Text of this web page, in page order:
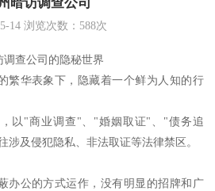
暗访调查公司
14浏览次数： 588次
查公司的隐秘世界
繁华表象下，隐藏着一个鲜为人知的行
以"商业调查"、"婚姻取证"、"债务追
涉及侵犯隐私、非法取证等法律禁区。
办公的方式运作，没有明显的招牌和广